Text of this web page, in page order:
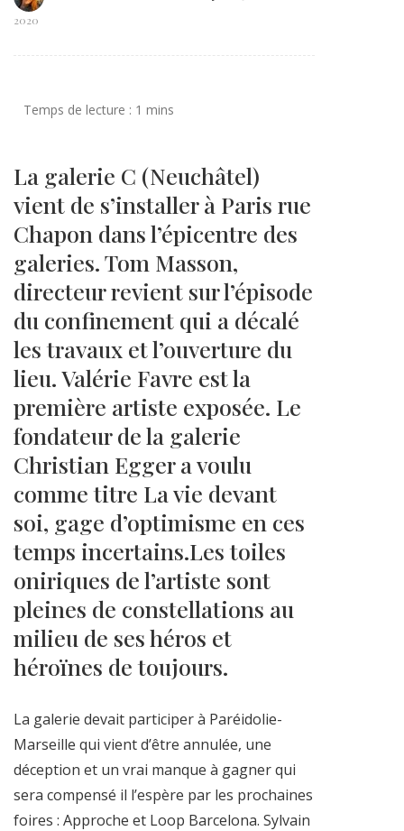
2020
La galerie C (Neuchâtel)
vient de s’installer à Paris rue
Chapon dans l’épicentre des
galeries. Tom Masson,
directeur revient sur l’épisode
du confinement qui a décalé
les travaux et l’ouverture du
lieu. Valérie Favre est la
première artiste exposée. Le
fondateur de la galerie
Christian Egger a voulu
comme titre La vie devant
soi, gage d’optimisme en ces
temps incertains.Les toiles
oniriques de l’artiste sont
pleines de constellations au
milieu de ses héros et
héroïnes de toujours.
La galerie devait participer à Paréidolie-
Marseille qui vient d’être annulée, une
déception et un vrai manque à gagner qui
sera compensé il l’espère par les prochaines
foires : Approche et Loop Barcelona. Sylvain